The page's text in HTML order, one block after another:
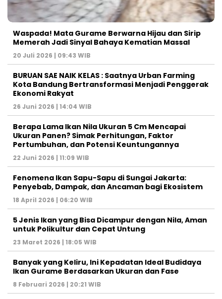
Waspada! Mata Gurame Berwarna Hijau dan Sirip
Memerah Jadi Sinyal Bahaya Kematian Massal
20 Juli 2026 | 09:43 WIB
BURUAN SAE NAIK KELAS : Saatnya Urban Farming
Kota Bandung Bertransformasi Menjadi Penggerak
Ekonomi Rakyat
26 Juni 2026 | 14:04 WIB
Berapa Lama Ikan Nila Ukuran 5 Cm Mencapai
Ukuran Panen? Simak Perhitungan, Faktor
Pertumbuhan, dan Potensi Keuntungannya
22 Juni 2026 | 11:09 WIB
Fenomena Ikan Sapu-Sapu di Sungai Jakarta:
Penyebab, Dampak, dan Ancaman bagi Ekosistem
18 April 2026 | 06:20 WIB
5 Jenis Ikan yang Bisa Dicampur dengan Nila, Aman
untuk Polikultur dan Cepat Untung
23 Maret 2026 | 18:05 WIB
Banyak yang Keliru, Ini Kepadatan Ideal Budidaya
Ikan Gurame Berdasarkan Ukuran dan Fase
8 Februari 2026 | 20:21 WIB